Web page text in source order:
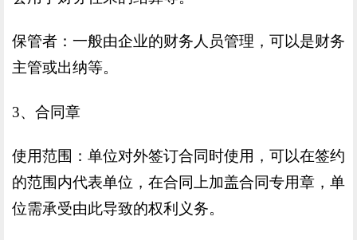
保管者：一般由企业的财务人员管理，可以是财务
主管或出纳等。
3、合同章
使用范围：单位对外签订合同时使用，可以在签约
的范围内代表单位，在合同上加盖合同专用章，单
位需承受由此导致的权利义务。